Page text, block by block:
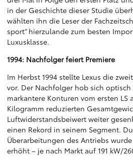
in der Geschichte dieser Studie
wählten ihn die Leser der
sport“ hierzulande zum besten
Luxusklasse.
1994: Nachfolger feiert Premiere
Im Herbst 1994 stellte Lexus die
vor. Der Nachfolger hob sich
markantere Konturen vom ersten LS
Kilogramm reduzierten
Luftwiderstandsbeiwert weiter
einen Rekord in seinem Segment.
Überarbeitungen des Antriebs
erhöht – je nach Markt auf 191 kW/